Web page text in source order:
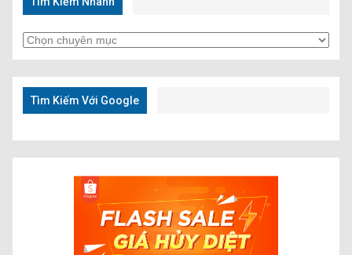
Tìm
Kiếm
Nhanh
Tìm Kiếm Với Google